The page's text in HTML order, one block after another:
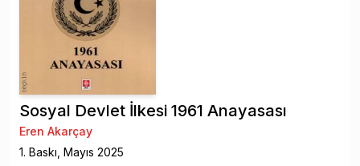
Sosyal Devlet İlkesi 1961 Anayasası
Eren Akarçay
1. Baskı, Mayıs 2025